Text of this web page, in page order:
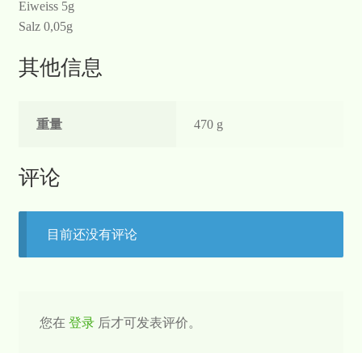
Eiweiss 5g
Salz 0,05g
其他信息
重量 470 g
评论
目前还没有评论
您在 登录后才可发表评价。